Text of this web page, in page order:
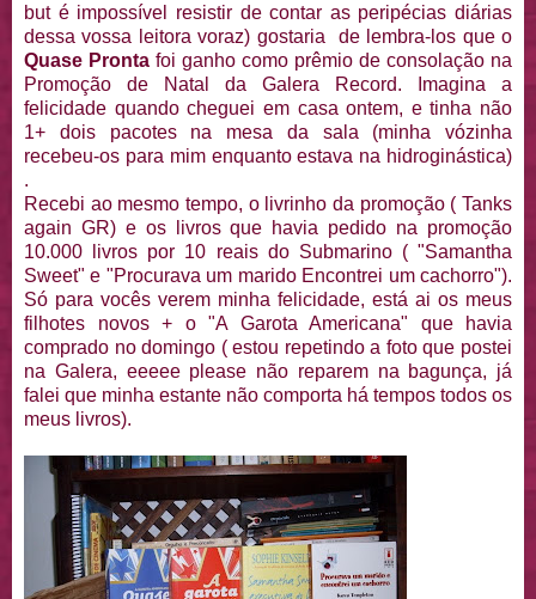
but é impossível resistir de contar as peripécias diárias
dessa vossa leitora voraz) gostaria de lembra-los que o
Quase Pronta foi ganho como prêmio de consolação na
Promoção de Natal da Galera Record. Imagina a
felicidade quando cheguei em casa ontem, e tinha não
1+ dois pacotes na mesa da sala (minha vózinha
recebeu-os para mim enquanto estava na hidroginástica)
.
Recebi ao mesmo tempo, o livrinho da promoção ( Tanks
again GR) e os livros que havia pedido na promoção
10.000 livros por 10 reais do Submarino ( "Samantha
Sweet" e "Procurava um marido Encontrei um cachorro").
Só para vocês verem minha felicidade, está ai os meus
filhotes novos + o "A Garota Americana" que havia
comprado no domingo ( estou repetindo a foto que postei
na Galera, eeeee please não reparem na bagunça, já
falei que minha estante não comporta há tempos todos os
meus livros).